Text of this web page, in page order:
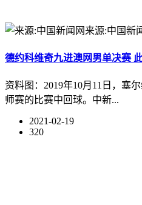
来源:中国新
德约科维奇九进澳网男单决赛
资料图：2019年10月11日，塞
师赛的比赛中回球。中新...
2021-02-19
320